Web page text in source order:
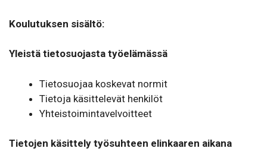
Koulutuksen sisältö:
Yleistä tietosuojasta työelämässä
Tietosuojaa koskevat normit
Tietoja käsittelevät henkilöt
Yhteistoimintavelvoitteet
Tietojen käsittely työsuhteen elinkaaren aikana